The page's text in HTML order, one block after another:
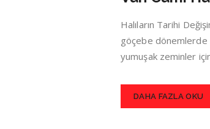
Halıların Tarihi
göçebe dönemlerde
yumuşak zeminler
DAHA FAZLA OKU